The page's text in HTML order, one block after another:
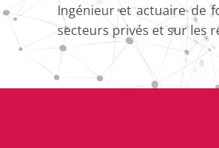
Ingénieur et actuaire de
secteurs privés et sur les